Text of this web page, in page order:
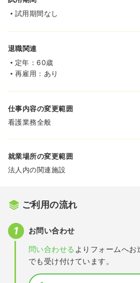
試用期間なし
退職関連
定年：60歳
再雇用：あり
仕事内容の変更範囲
看護業務全般
就業場所の変更範囲
法人内の関連施設
ご利用の流れ
お問い合わせ
問い合わせる よりフォームへ
でも受け付けています。